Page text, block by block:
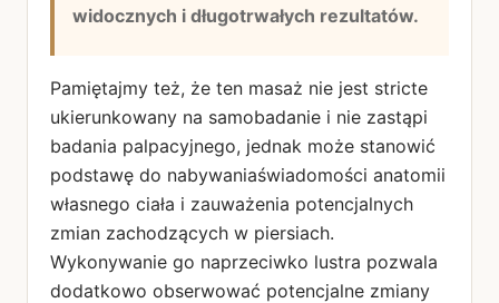
widocznych i długotrwałych rezultatów.
Pamiętajmy też, że ten masaż nie jest stricte
ukierunkowany na samobadanie i nie zastąpi
badania palpacyjnego, jednak może stanowić
podstawę do nabywaniaświadomości anatomii
własnego ciała i zauważenia potencjalnych
zmian zachodzących w piersiach.
Wykonywanie go naprzeciwko lustra pozwala
dodatkowo obserwować potencjalne zmiany